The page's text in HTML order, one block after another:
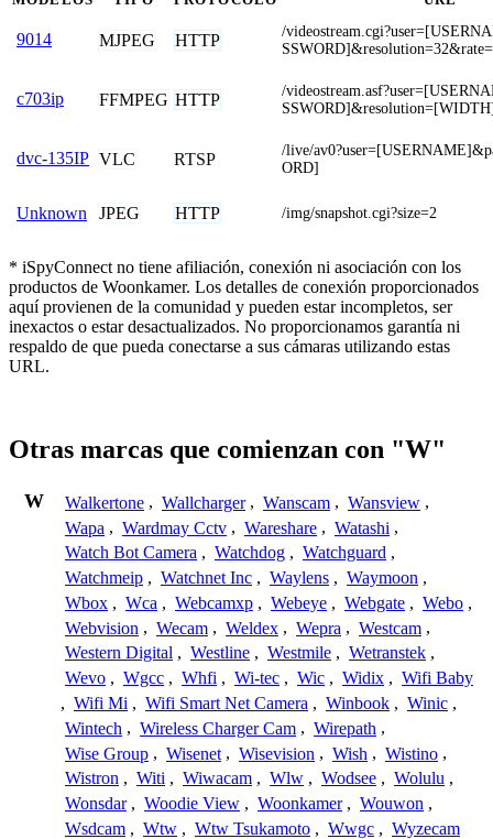
9014 MJPEG HTTP
/
c703ip FFMPEG HTTP
/
dvc-135IP VLC RTSP
/live/
ORD]
Unknown JPEG HTTP /img/snapshot.cgi?size=2
* iSpyConnect no tiene afiliación, conexión ni asociación con los
productos de Woonkamer. Los detalles de conexión proporcionados
aquí provienen de la comunidad y pueden estar incompletos, ser
inexactos o estar desactualizados. No proporcionamos garantía ni
respaldo de que pueda conectarse a sus cámaras utilizando estas
URL.
Otras marcas que comienzan con "W"
W Walkertone , Wallcharger , Wanscam , Wansview ,
Wapa , Wardmay Cctv , Wareshare , Watashi ,
Watch Bot Camera , Watchdog , Watchguard ,
Watchmeip , Watchnet Inc , Waylens , Waymoon ,
Wbox , Wca , Webcamxp , Webeye , Webgate , Webo ,
Webvision , Wecam , Weldex , Wepra , Westcam ,
Western Digital , Westline , Westmile , Wetranstek ,
Wevo , Wgcc , Whfi , Wi-tec , Wic , Widix , Wifi Baby
, Wifi Mi , Wifi Smart Net Camera , Winbook , Winic ,
Wintech , Wireless Charger Cam , Wirepath ,
Wise Group , Wisenet , Wisevision , Wish , Wistino ,
Wistron , Witi , Wiwacam , Wlw , Wodsee , Wolulu ,
Wonsdar , Woodie View , Woonkamer , Wouwon ,
Wsdcam , Wtw , Wtw Tsukamoto , Wwgc , Wyzecam